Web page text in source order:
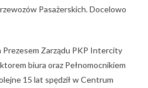
Pasażerskich. Docelowo
Prezesem Zarządu PKP Intercity
biura oraz Pełnomocnikiem
15 lat spędził w Centrum